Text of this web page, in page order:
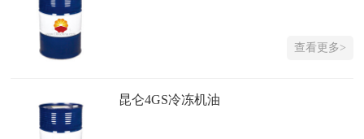
查看更多>
昆仑4GS冷冻机油